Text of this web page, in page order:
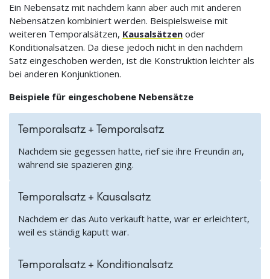
Ein Nebensatz mit nachdem kann aber auch mit anderen
Nebensätzen kombiniert werden. Beispielsweise mit
weiteren Temporalsätzen, Kausalsätzen oder
Konditionalsätzen. Da diese jedoch nicht in den nachdem
Satz eingeschoben werden, ist die Konstruktion leichter als
bei anderen Konjunktionen.
Beispiele für eingeschobene Nebensätze
Temporalsatz + Temporalsatz
Nachdem sie gegessen hatte, rief sie ihre Freundin an,
während sie spazieren ging.
Temporalsatz + Kausalsatz
Nachdem er das Auto verkauft hatte, war er erleichtert,
weil es ständig kaputt war.
Temporalsatz + Konditionalsatz